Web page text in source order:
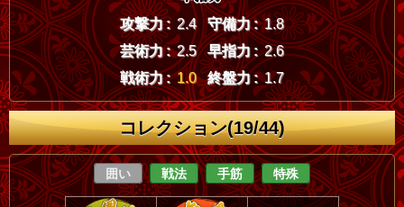
攻撃力 : 2.4 守備力 : 1.8
芸術力 : 2.5 早指力 : 2.6
戦術力 : 1.0 終盤力 : 1.7
コレクション(19/44)
囲い 戦法 手筋 特殊